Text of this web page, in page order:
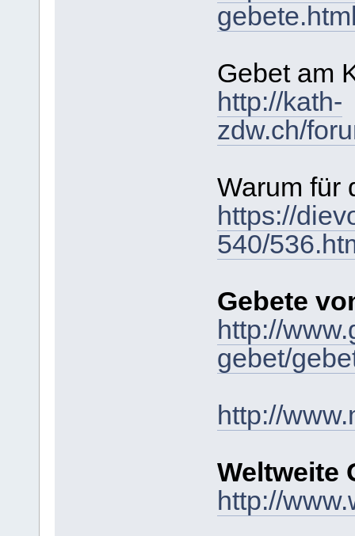
Gebet am
http://kath-
zdw.ch/
Warum für
https://
540/
Gebete
http://
gebet/
http://
Weltweite
http://